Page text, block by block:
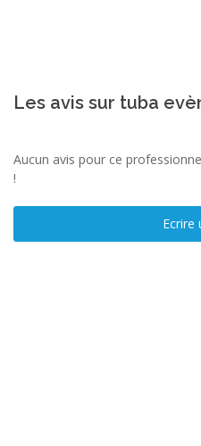
Les avis sur tuba
Aucun avis pour ce
!
Ecrire